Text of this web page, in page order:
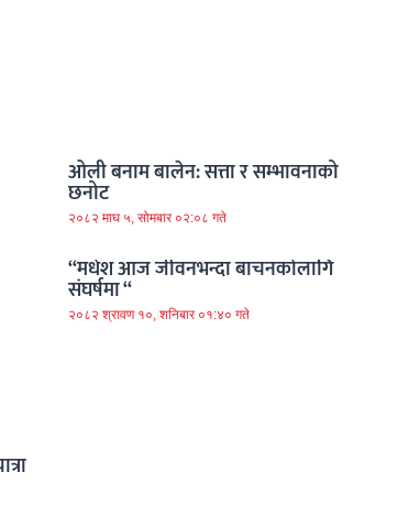
ओली बनाम बालेन: सत्ता र सम्भावनाको
छनोट
२०८२ माघ ५, सोमबार ०२:०८ गते
“मधेश आज जीवनभन्दा बाचनकोलागि
संघर्षमा “
२०८२ श्रावण १०, शनिबार ०१:४० गते